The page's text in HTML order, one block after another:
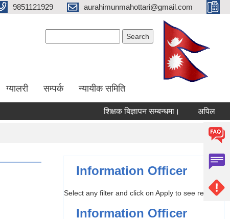
9851121929 aurahimunmahottari@gmail.com
ग्यालरी सम्पर्क न्यायीक समिति
शिक्षक बिज्ञापन सम्बन्धमा। अपिल
Information Officer
Select any filter and click on Apply to see results
Information Officer